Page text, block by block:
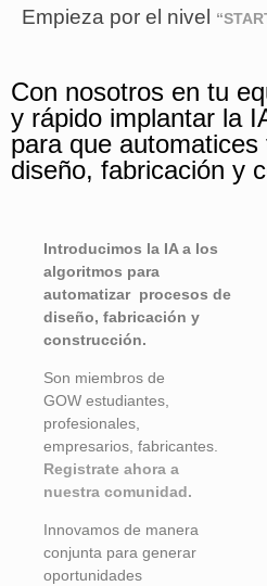
Empieza por el nivel
Con nosotros en tu
y rápido implantar la
para que
diseño, fabricación y
Introducimos la IA a los
algoritmos para
automatizar procesos de
diseño, fabricación y
construcción.
Son miembros de
GOW estudiantes,
profesionales,
empresarios, fabricantes.
Registrate ahora a
nuestra comunidad.
Innovamos de manera
conjunta para generar
oportunidades